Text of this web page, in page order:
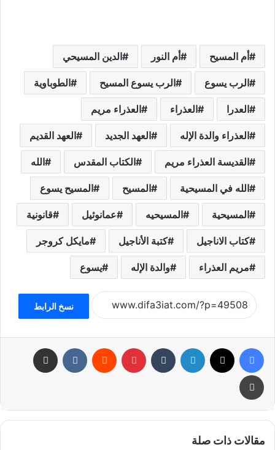
أم المسيح أم النور الدين المسيحي
الرب يسوع الرب يسوع المسيح الطوباوية
العدرا العذراء العذراء مريم
العذراء والدة الإله العهد الجديد العهد القديم
القديسة العذراء مريم الكتاب المقدس الله
الله في المسيحية المسيح المسيح يسوع
المسيحية المسيحيه عمانوئيل قانونية
كتاب الاناجيل كتبة الأناجيل مايكل كروجر
مريم العذراء والدة الإله يسوع
نسخ الرابط
فيسبوك تويتر لينكدإن بينتيريست
طباعة
مقالات ذات صلة